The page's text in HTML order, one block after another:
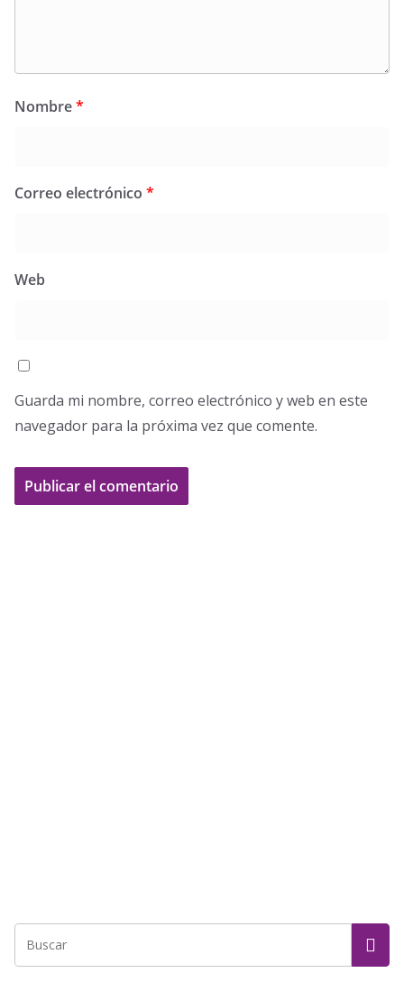
Nombre*
Correo electrónico *
Web
Guarda mi nombre, correo electrónico y web en este
navegador para la próxima vez que comente.